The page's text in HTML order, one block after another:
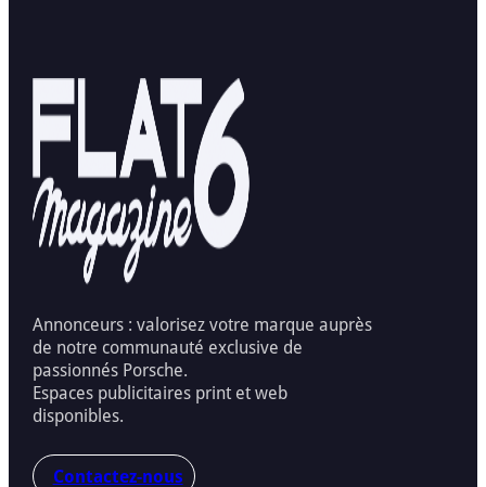
Annonceurs : valorisez votre marque auprès
de notre communauté exclusive de
passionnés Porsche.
Espaces publicitaires print et web
disponibles.
Contactez-nous